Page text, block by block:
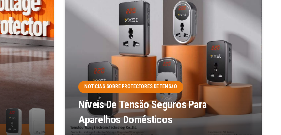
NOTÍCIAS SOBRE PROTECTORES DE TENSÃO
Níveis De Tensão Seguros Para
Aparelhos Domésticos